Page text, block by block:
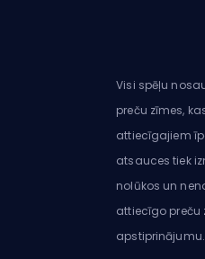
Visi spēļu
preču zīmes,
attiecīgajiem
atsauces tiek
nolūkos un
attiecīgo preču
apstiprinājumu.